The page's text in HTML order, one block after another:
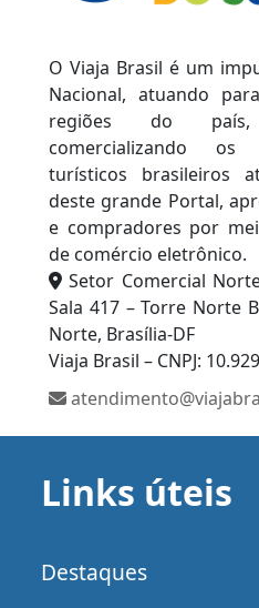
O Viaja Brasil é um
Nacional, atuando
regiões do
comercializando os
turísticos brasileiros
deste grande Portal,
e compradores por
de comércio eletrônico.
Setor Comercial
Sala 417 – Torre Norte
Norte, Brasília-DF
Viaja Brasil – CNPJ:
Links úteis
Destaques